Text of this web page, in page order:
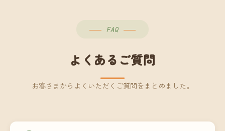
FAQ
よくあるご質問
お客さまからよくいただくご質問をまとめました。